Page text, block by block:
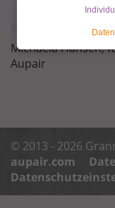
Michaela Hansen,
Aupair
© 2013 - 2026
aupair.com